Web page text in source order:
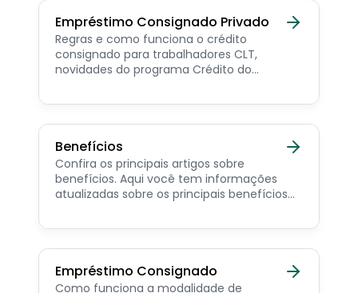
Empréstimo Consignado Privado
Regras e como funciona o crédito
consignado para trabalhadores CLT,
novidades do programa Crédito do
consignado privado.
Benefícios
Confira os principais artigos sobre
benefícios. Aqui você tem informações
atualizadas sobre os principais benefícios
pensionista e beneficiários de programas
Empréstimo Consignado
Como funciona a modalidade de